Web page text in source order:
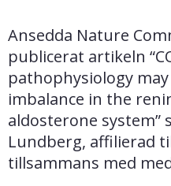
Ansedda Nature
publicerat artikeln
pathophysiology
imbalance in the
aldosterone system”
Lundberg, affilierad
tillsammans med